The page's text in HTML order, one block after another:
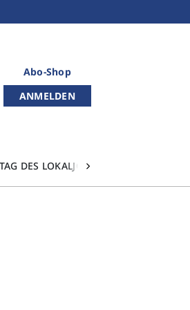
Abo-Shop
ANMELDEN
TAG DES LOKALJOURNALISMUS